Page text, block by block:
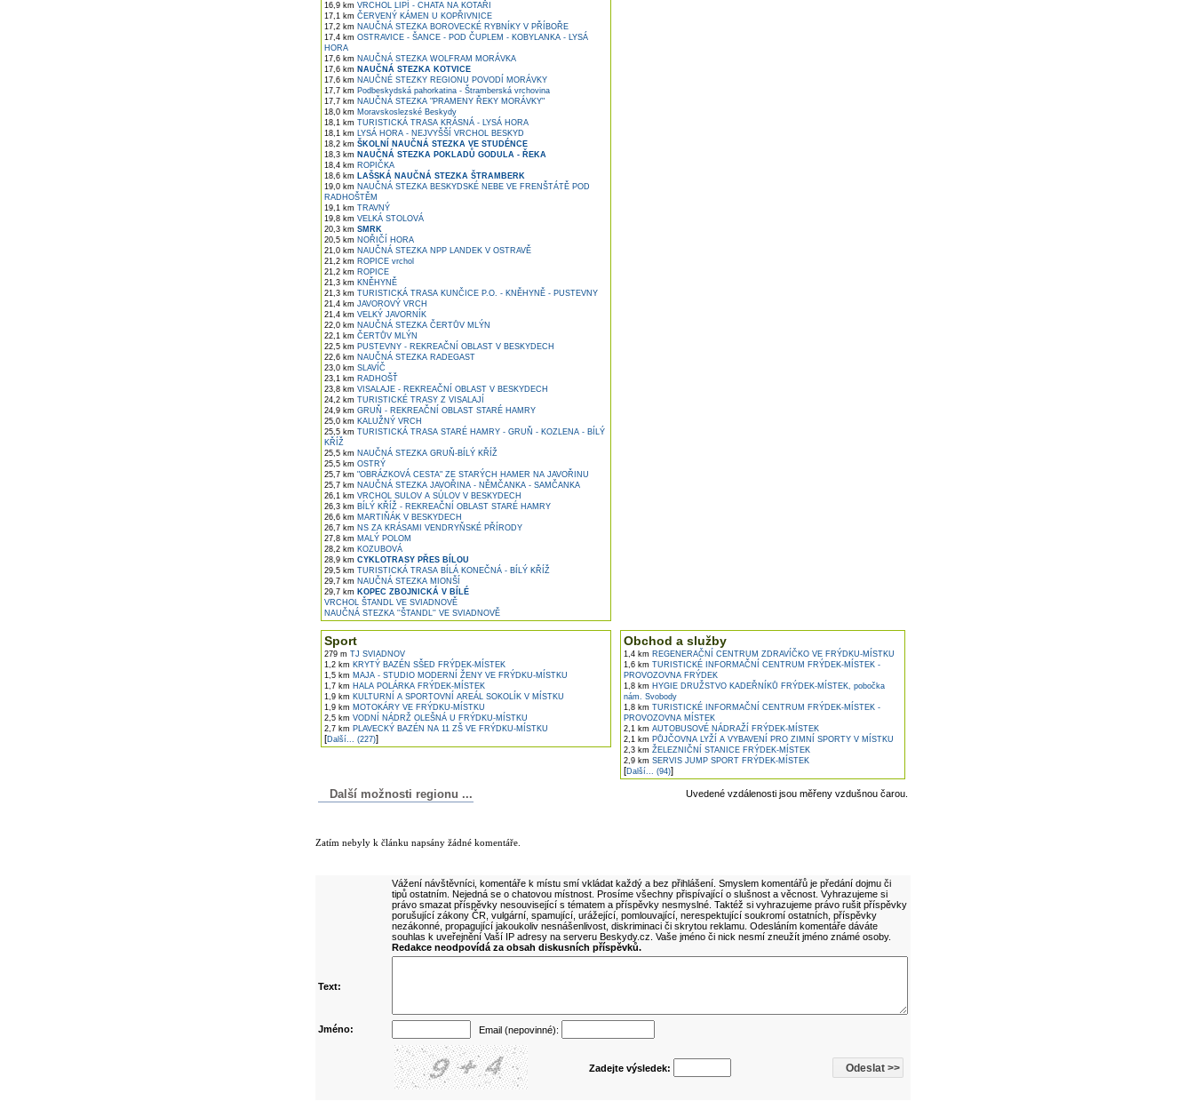
16,9 km VRCHOL LIPÍ - CHATA NA KOTAŘI
17,1 km ČERVENÝ KÁMEN U KOPŘIVNICE
17,2 km NAUČNÁ STEZKA BOROVECKÉ RYBNÍKY V PŘÍBOŘE
17,4 km OSTRAVICE - ŠANCE - POD ČUPLEM - KOBYLANKA - LYSÁ
HORA
17,6 km NAUČNÁ STEZKA WOLFRAM MORÁVKA
17,6 km NAUČNÁ STEZKA KOTVICE
17,6 km NAUČNÉ STEZKY REGIONU POVODÍ MORÁVKY
17,7 km Podbeskydská pahorkatina - Štramberská vrchovina
17,7 km NAUČNÁ STEZKA "PRAMENY ŘEKY MORÁVKY"
18,0 km Moravskoslezské Beskydy
18,1 km TURISTICKÁ TRASA KRÁSNÁ - LYSÁ HORA
18,1 km LYSÁ HORA - NEJVYŠŠÍ VRCHOL BESKYD
18,2 km ŠKOLNÍ NAUČNÁ STEZKA VE STUDÉNCE
18,3 km NAUČNÁ STEZKA POKLADŮ GODULA - ŘEKA
18,4 km ROPIČKA
18,6 km LAŠSKÁ NAUČNÁ STEZKA ŠTRAMBERK
19,0 km NAUČNÁ STEZKA BESKYDSKÉ NEBE VE FRENŠTÁTĚ POD
RADHOŠTĚM
19,1 km TRAVNÝ
19,8 km VELKÁ STOLOVÁ
20,3 km SMRK
20,5 km NOŘIČÍ HORA
21,0 km NAUČNÁ STEZKA NPP LANDEK V OSTRAVĚ
21,2 km ROPICE vrchol
21,2 km ROPICE
21,3 km KNĚHYNĚ
21,3 km TURISTICKÁ TRASA KUNČICE P.O. - KNĚHYNĚ - PUSTEVNY
21,4 km JAVOROVÝ VRCH
21,4 km VELKÝ JAVORNÍK
22,0 km NAUČNÁ STEZKA ČERTŮV MLÝN
22,1 km ČERTŮV MLÝN
22,5 km PUSTEVNY - REKREAČNÍ OBLAST V BESKYDECH
22,6 km NAUČNÁ STEZKA RADEGAST
23,0 km SLAVÍČ
23,1 km RADHOŠŤ
23,8 km VISALAJE - REKREAČNÍ OBLAST V BESKYDECH
24,2 km TURISTICKÉ TRASY Z VISALAJÍ
24,9 km GRUŇ - REKREAČNÍ OBLAST STARÉ HAMRY
25,0 km KALUŽNÝ VRCH
25,5 km TURISTICKÁ TRASA STARÉ HAMRY - GRUŇ - KOZLENA - BÍLÝ
KŘÍŽ
25,5 km NAUČNÁ STEZKA GRUŇ-BÍLÝ KŘÍŽ
25,5 km OSTRÝ
25,7 km "OBRÁZKOVÁ CESTA" ZE STARÝCH HAMER NA JAVOŘINU
25,7 km NAUČNÁ STEZKA JAVOŘINA - NĚMČANKA - SAMČANKA
26,1 km VRCHOL SULOV A SÚLOV V BESKYDECH
26,3 km BÍLÝ KŘÍŽ - REKREAČNÍ OBLAST STARÉ HAMRY
26,6 km MARTIŇÁK V BESKYDECH
26,7 km NS ZA KRÁSAMI VENDRYŇSKÉ PŘÍRODY
27,8 km MALÝ POLOM
28,2 km KOZUBOVÁ
28,9 km CYKLOTRASY PŘES BÍLOU
29,5 km TURISTICKÁ TRASA BÍLÁ KONEČNÁ - BÍLÝ KŘÍŽ
29,7 km NAUČNÁ STEZKA MIONŠÍ
29,7 km KOPEC ZBOJNICKÁ V BÍLÉ
VRCHOL ŠTANDL VE SVIADNOVĚ
NAUČNÁ STEZKA ''ŠTANDL'' VE SVIADNOVĚ
Sport
279 m TJ SVIADNOV
1,2 km KRYTÝ BAZÉN SŠED FRÝDEK-MÍSTEK
1,5 km MAJA - STUDIO MODERNÍ ŽENY VE FRÝDKU-MÍSTKU
1,7 km HALA POLÁRKA FRÝDEK-MÍSTEK
1,9 km KULTURNÍ A SPORTOVNÍ AREÁL SOKOLÍK V MÍSTKU
1,9 km MOTOKÁRY VE FRÝDKU-MÍSTKU
2,5 km VODNÍ NÁDRŽ OLEŠNÁ U FRÝDKU-MÍSTKU
2,7 km PLAVECKÝ BAZÉN NA 11 ZŠ VE FRÝDKU-MÍSTKU
[Další... (227)]
Obchod a služby
1,4 km REGENERAČNÍ CENTRUM ZDRAVÍČKO VE FRÝDKU-MÍSTKU
1,6 km TURISTICKÉ INFORMAČNÍ CENTRUM FRÝDEK-MÍSTEK -
PROVOZOVNA FRÝDEK
1,8 km HYGIE DRUŽSTVO KADEŘNÍKŮ FRÝDEK-MÍSTEK, pobočka
nám. Svobody
1,8 km TURISTICKÉ INFORMAČNÍ CENTRUM FRÝDEK-MÍSTEK -
PROVOZOVNA MÍSTEK
2,1 km AUTOBUSOVÉ NÁDRAŽÍ FRÝDEK-MÍSTEK
2,1 km PŮJČOVNA LYŽÍ A VYBAVENÍ PRO ZIMNÍ SPORTY V MÍSTKU
2,3 km ŽELEZNIČNÍ STANICE FRÝDEK-MÍSTEK
2,9 km SERVIS JUMP SPORT FRÝDEK-MÍSTEK
[Další... (94)]
Další možnosti regionu ... Uvedené vzdálenosti jsou měřeny vzdušnou čarou.
Zatím nebyly k článku napsány žádné komentáře.
Vážení návštěvníci, komentáře k místu smí vkládat každý a bez přihlášení. Smyslem komentářů je předání dojmu či
tipů ostatním. Nejedná se o chatovou místnost. Prosíme všechny přispívající o slušnost a věcnost. Vyhrazujeme si
právo smazat příspěvky nesouvisející s tématem a příspěvky nesmyslné. Taktéž si vyhrazujeme právo rušit příspěvky
porušující zákony ČR, vulgární, spamující, urážející, pomlouvající, nerespektující soukromí ostatních, příspěvky
nezákonné, propagující jakoukoliv nesnášenlivost, diskriminaci či skrytou reklamu. Odesláním komentáře dáváte
souhlas k uveřejnění Vaší IP adresy na serveru Beskydy.cz. Vaše jméno či nick nesmí zneužít jméno známé osoby.
Redakce neodpovídá za obsah diskusních příspěvků.
Text:
Jméno: Email (nepovinné):
Zadejte výsledek: